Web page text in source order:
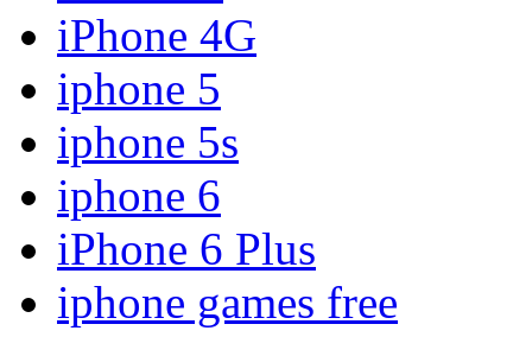
iPhone 4G
iphone 5
iphone 5s
iphone 6
iPhone 6 Plus
iphone games free